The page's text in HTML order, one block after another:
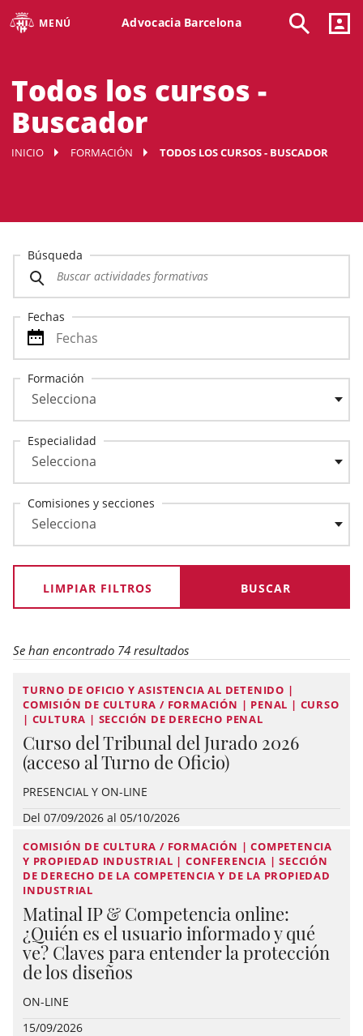
MENÚ Advocacia Barcelona
Todos los cursos -
Buscador
INICIO FORMACIÓN TODOS LOS CURSOS - BUSCADOR
Búsqueda
Fechas
Formación
Especialidad
Comisiones y secciones
LIMPIAR FILTROS
Se han encontrado 74 resultados
TURNO DE OFICIO Y ASISTENCIA AL DETENIDO |
COMISIÓN DE CULTURA / FORMACIÓN | PENAL | CURSO
| CULTURA | SECCIÓN DE DERECHO PENAL
Curso del Tribunal del Jurado 2026
(acceso al Turno de Oficio)
PRESENCIAL Y ON-LINE
Del 07/09/2026 al 05/10/2026
COMISIÓN DE CULTURA / FORMACIÓN | COMPETENCIA
Y PROPIEDAD INDUSTRIAL | CONFERENCIA | SECCIÓN
DE DERECHO DE LA COMPETENCIA Y DE LA PROPIEDAD
INDUSTRIAL
Matinal IP & Competencia online:
¿Quién es el usuario informado y qué
ve? Claves para entender la protección
de los diseños
ON-LINE
15/09/2026